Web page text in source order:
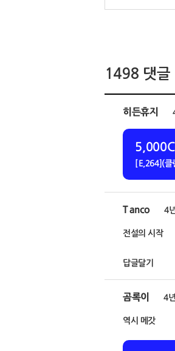
1498 댓글
히든휴지
[E,264](클
Tanco 4
전설의 시작
답글달기
곰록이 4
역시 메갓